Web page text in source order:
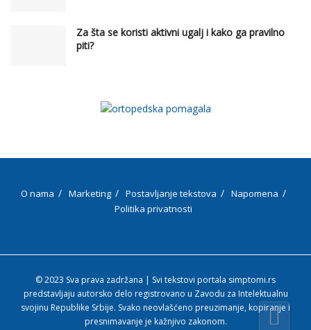
Za šta se koristi aktivni ugalj i kako ga pravilno
piti?
O nama Marketing Postavljanje tekstova
Napomena
Politika privatnosti
© 2023 Sva prava zadržana | Svi tekstovi portala simptomi.rs
predstavljaju autorsko delo registrovano u Zavodu za Intelektualnu
svojinu Republike Srbije. Svako neovlašćeno preuzimanje, kopiranje i
presnimavanje je kažnjivo zakonom.